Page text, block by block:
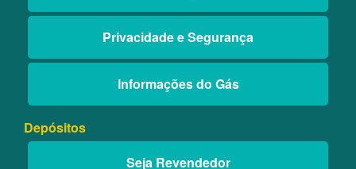
Privacidade e Segurança
Informações do Gás
Depósitos
Seja Revendedor